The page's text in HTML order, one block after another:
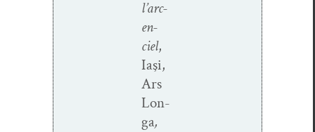
l’arc-
en-
ciel,
Iaşi,
Ars
Lon­
ga,